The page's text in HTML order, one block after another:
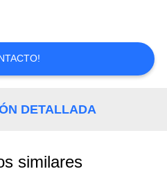
DETALLADA
similares